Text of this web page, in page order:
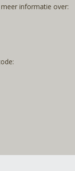
informatie over: